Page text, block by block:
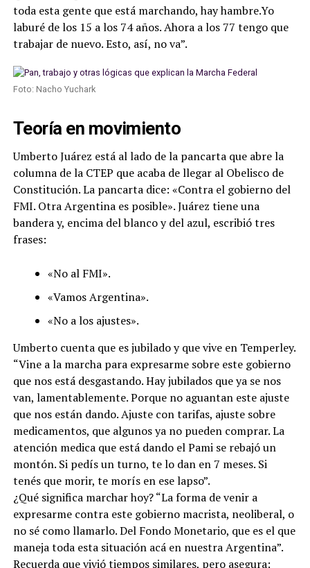
toda esta gente que está marchando, hay hambre.Yo
laburé de los 15 a los 74 años. Ahora a los 77 tengo que
trabajar de nuevo. Esto, así, no va”.
Foto: Nacho Yuchark
Teoría en movimiento
Umberto Juárez está al lado de la pancarta que abre la
columna de la CTEP que acaba de llegar al Obelisco de
Constitución. La pancarta dice: «Contra el gobierno del
FMI. Otra Argentina es posible». Juárez tiene una
bandera y, encima del blanco y del azul, escribió tres
frases:
«No al FMI».
«Vamos Argentina».
«No a los ajustes».
Umberto cuenta que es jubilado y que vive en Temperley.
“Vine a la marcha para expresarme sobre este gobierno
que nos está desgastando. Hay jubilados que ya se nos
van, lamentablemente. Porque no aguantan este ajuste
que nos están dando. Ajuste con tarifas, ajuste sobre
medicamentos, que algunos ya no pueden comprar. La
atención medica que está dando el Pami se rebajó un
montón. Si pedís un turno, te lo dan en 7 meses. Si
tenés que morir, te morís en ese lapso”.
¿Qué significa marchar hoy? “La forma de venir a
expresarme contra este gobierno macrista, neoliberal, o
no sé como llamarlo. Del Fondo Monetario, que es el que
maneja toda esta situación acá en nuestra Argentina”.
Recuerda que vivió tiempos similares, pero asegura: